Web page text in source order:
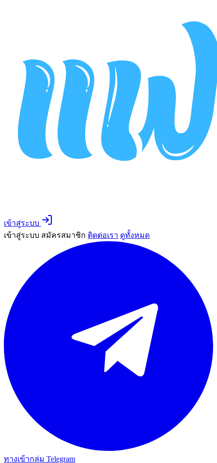
เข้าสู่ระบบ
เข้าสู่ระบบ สมัครสมาชิก ติดต่อเรา ดูทั้งหมด
ทางเข้ากลุ่ม Telegram